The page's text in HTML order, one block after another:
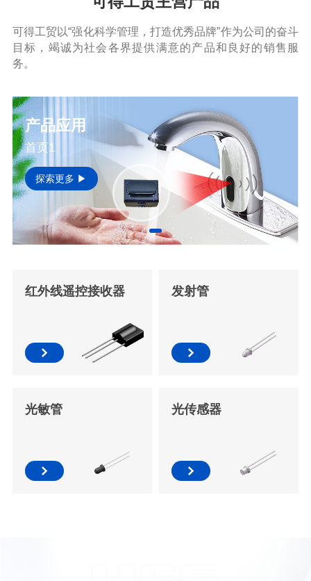
可得工贸以“强化科学管理，打造优秀品牌”作为公司的奋斗
目标，竭诚为社会各界提供满意的产品和良好的销售服
务。
产品应用
首页1
探索更多 ▶
红外线遥控接收器 发射管
光敏管 光传感器